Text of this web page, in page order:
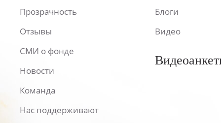
Прозрачность
Отзывы
СМИ о фонде
Новости
Команда
Нас поддерживают
Блоги
Видео